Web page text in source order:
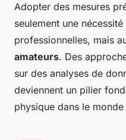
Adopter des mesures
seulement une
professionnelles, mais
amateurs. Des
sur des analyses de
deviennent un pilier
physique dans le